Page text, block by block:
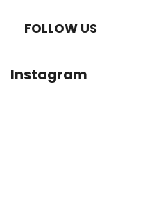
FOLLOW US
Instagram